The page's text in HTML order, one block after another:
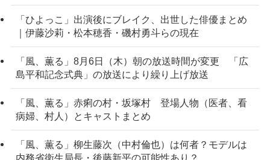
「ひよっこ」出演後にブレイク、出世した俳優まとめ
｜伊藤沙莉・松本穂香・磯村勇斗らの現在
「風、薫る」8月6日（木）朝の放送時間が変更 「広
島平和記念式典」の放送により繰り上げ放送
「風、薫る」赤痢の村・坂塚村 登場人物（医者、看
病婦、村人）とキャストまとめ
「風、薫る」柳生藤次（中村倫也）は何者？モデルは
内務省衛生局長・後藤新平の可能性あり？